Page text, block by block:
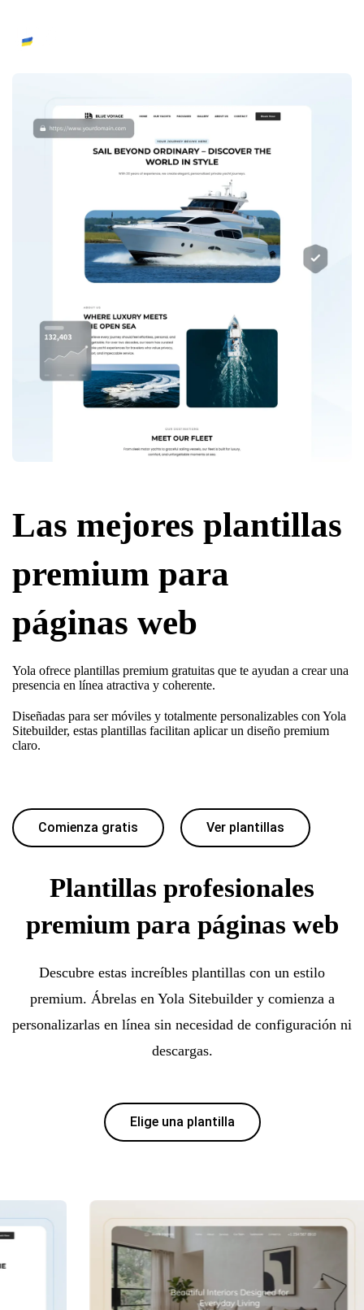
Las mejores plantillas
premium para
páginas web
Yola ofrece plantillas premium gratuitas que te ayudan a crear una
presencia en línea atractiva y coherente.
Diseñadas para ser móviles y totalmente personalizables con Yola
Sitebuilder, estas plantillas facilitan aplicar un diseño premium
claro.
Comienza gratis Ver plantillas
Plantillas profesionales
premium para páginas web
Descubre estas increíbles plantillas con un estilo
premium. Ábrelas en Yola Sitebuilder y comienza a
personalizarlas en línea sin necesidad de configuración ni
descargas.
Elige una plantilla